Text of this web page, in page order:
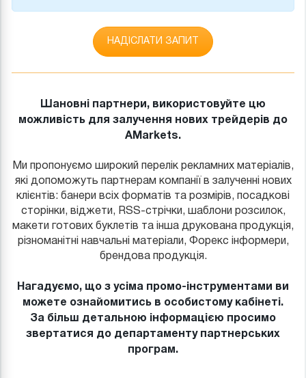
НАДIСЛАТИ ЗАПИТ
Шановні партнери, використовуйте цю
можливість для залучення нових трейдерів до
AMarkets.
Ми пропонуємо широкий перелік рекламних матеріалів,
які допоможуть партнерам компанії в залученні нових
клієнтів: банери всіх форматів та розмірів, посадкові
сторінки, віджети, RSS-стрічки, шаблони розсилок,
макети готових буклетів та інша друкована продукція,
різноманітні навчальні матеріали, Форекс інформери,
брендова продукція.
Нагадуємо, що з усіма промо-інструментами ви
можете ознайомитись в особистому кабінеті.
За більш детальною інформацією просимо
звертатися до департаменту партнерських
програм.